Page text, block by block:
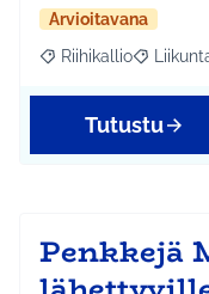
Arvioitavana
Rajaa tulokset
Riihikallio Rajaa
Tutustu
Penkkejä